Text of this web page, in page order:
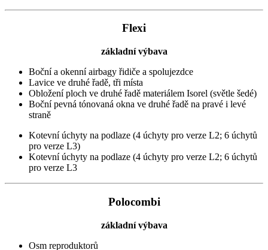
Flexi
základní výbava
Boční a okenní airbagy řidiče a spolujezdce
Lavice ve druhé řadě, tři místa
Obložení ploch ve druhé řadě materiálem Isorel (světle šedé)
Boční pevná tónovaná okna ve druhé řadě na pravé i levé
straně
Kotevní úchyty na podlaze (4 úchyty pro verze L2; 6 úchytů
pro verze L3)
Kotevní úchyty na podlaze (4 úchyty pro verze L2; 6 úchytů
pro verze L3
Polocombi
základní výbava
Osm reproduktorů